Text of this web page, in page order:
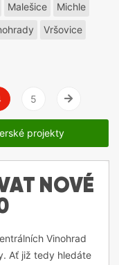
Malešice
Michle
Vršovice
5
Vpravo
projekty
NOVÉ
Vinohrad
Ať již tedy hledáte